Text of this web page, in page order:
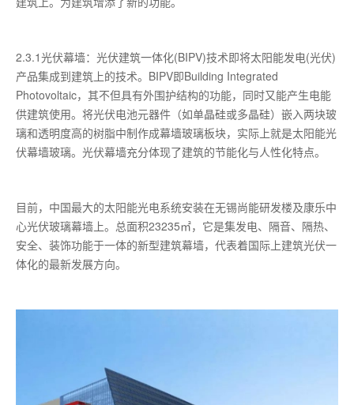
2.3.1光伏幕墙：光伏建筑一体化(BIPV)技术即将太阳能发电(光伏)
产品集成到建筑上的技术。BIPV即Building Integrated
Photovoltaic，其不但具有外围护结构的功能，同时又能产生电能
供建筑使用。将光伏电池元器件（如单晶硅或多晶硅）嵌入两块玻
璃和透明度高的树脂中制作成幕墙玻璃板块，实际上就是太阳能光
伏幕墙玻璃。光伏幕墙充分体现了建筑的节能化与人性化特点。
目前，中国最大的太阳能光电系统安装在无锡尚能研发楼及康乐中
心光伏玻璃幕墙上。总面积23235㎡，它是集发电、隔音、隔热、
安全、装饰功能于一体的新型建筑幕墙，代表着国际上建筑光伏一
体化的最新发展方向。